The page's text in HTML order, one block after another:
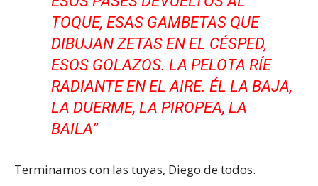
TOQUE, ESAS GAMBETAS QUE
DIBUJAN ZETAS EN EL CÉSPED,
ESOS GOLAZOS. LA PELOTA RÍE
RADIANTE EN EL AIRE. ÉL LA BAJA,
LA DUERME, LA PIROPEA, LA
BAILA”
Terminamos con las tuyas, Diego de todos.